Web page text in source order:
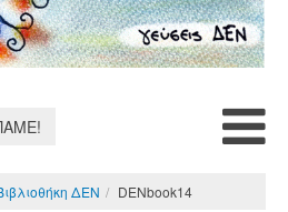
ΔΕΝ DENbook14